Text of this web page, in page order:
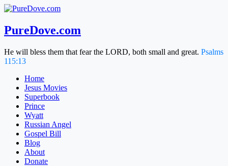
Skip
content
PureDove.com
He will bless them that fear the LORD, both small and great. Psalms
115:13
Home
Jesus Movies
Superbook
Prince
Wyatt
Russian Angel
Gospel Bill
Blog
About
Donate